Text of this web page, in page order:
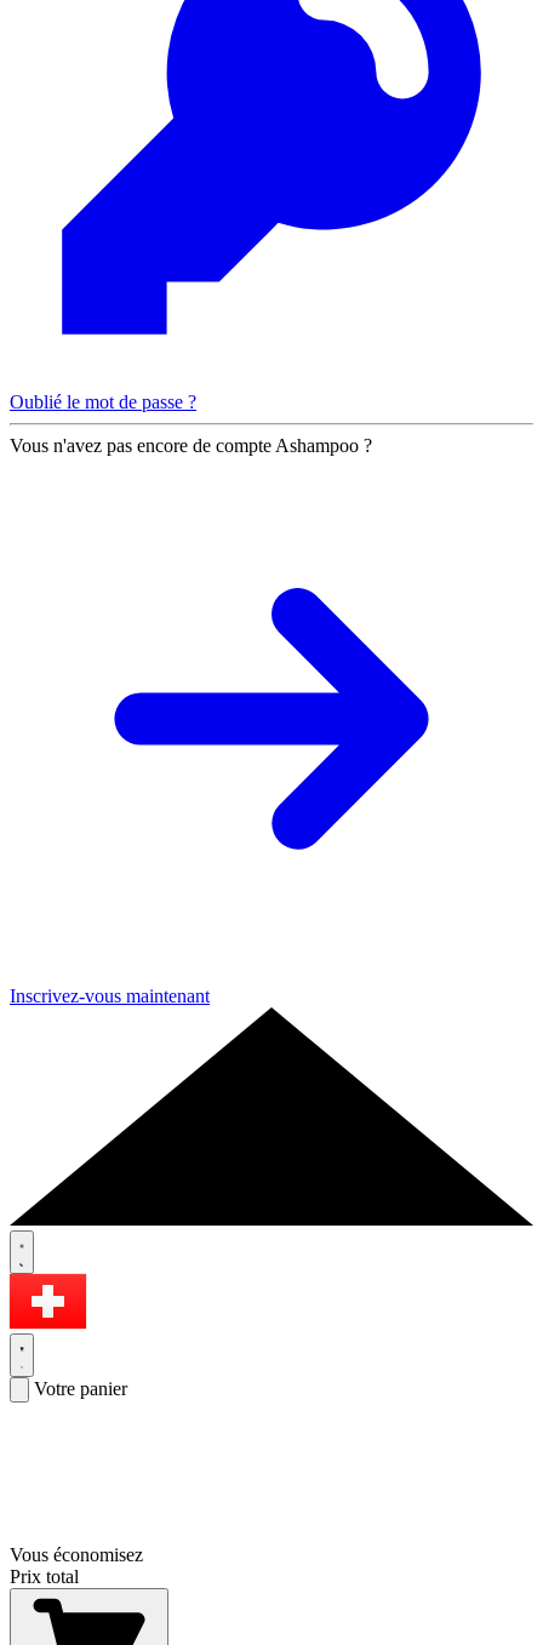
Oublié le mot de passe ?
Vous n'avez pas encore de compte Ashampoo ?
Inscrivez-vous maintenant
Votre panier
Vous économisez
Prix total